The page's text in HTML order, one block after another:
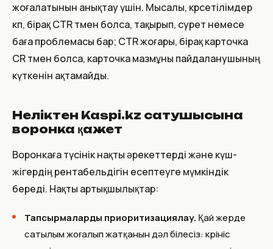
жоғалатынын анықтау үшін. Мысалы, көрсетілімдер
көп, бірақ CTR төмен болса, тақырып, сурет немесе
баға проблемасы бар; CTR жоғары, бірақ карточка
CR төмен болса, карточка мазмұны пайдаланушының
күткенін ақтамайды.
Неліктен Kaspi.kz сатушысына
воронка қажет
Воронкаға түсінік нақты әрекеттерді және күш-
жігердің рентабельдігін есептеуге мүмкіндік
береді. Нақты артықшылықтар:
Тапсырмаларды приоритизациялау. Қай жерде
сатылым жоғалып жатқанын дәл білесіз: көрініс